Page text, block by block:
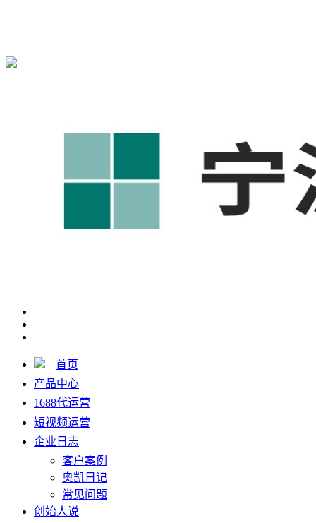
首页
产品中心
1688代运营
短视频运营
企业日志
客户案例
奥凯日记
常见问题
创始人说